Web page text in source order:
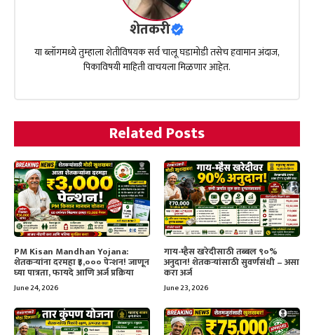
शेतकरी
या ब्लॉगमध्ये तुम्हाला शेतीविषयक सर्व चालू घडामोडी तसेच हवामान अंदाज,
पिकाविषयी माहिती वाचयला मिळणार आहेत.
Related Posts
PM Kisan Mandhan Yojana:
शेतकऱ्यांना दरमहा ₹३,००० पेन्शन! जाणून
घ्या पात्रता, फायदे आणि अर्ज प्रक्रिया
June 24, 2026
गाय-म्हैस खरेदीसाठी तब्बल ९०%
अनुदान! शेतकऱ्यांसाठी सुवर्णसंधी – असा
करा अर्ज
June 23, 2026